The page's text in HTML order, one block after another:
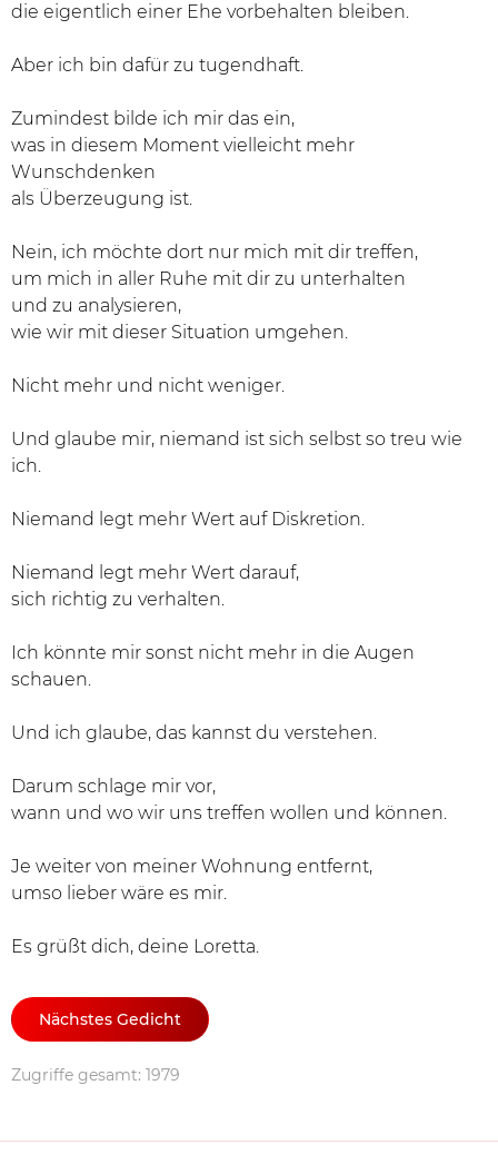
die eigentlich einer Ehe vorbehalten bleiben.
Aber ich bin dafür zu tugendhaft.
Zumindest bilde ich mir das ein,
was in diesem Moment vielleicht mehr
Wunschdenken
als Überzeugung ist.
Nein, ich möchte dort nur mich mit dir treffen,
um mich in aller Ruhe mit dir zu unterhalten
und zu analysieren,
wie wir mit dieser Situation umgehen.
Nicht mehr und nicht weniger.
Und glaube mir, niemand ist sich selbst so treu wie
ich.
Niemand legt mehr Wert auf Diskretion.
Niemand legt mehr Wert darauf,
sich richtig zu verhalten.
Ich könnte mir sonst nicht mehr in die Augen
schauen.
Und ich glaube, das kannst du verstehen.
Darum schlage mir vor,
wann und wo wir uns treffen wollen und können.
Je weiter von meiner Wohnung entfernt,
umso lieber wäre es mir.
Es grüßt dich, deine Loretta.
Nächstes Gedicht
Zugriffe gesamt: 1979